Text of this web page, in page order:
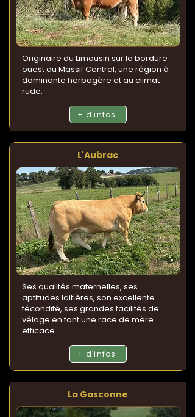
Originaire du Limousin sur la bordure
ouest du Massif Central, une région à
dominante herbagère et au climat
rude.
+ d'infos
L'Aubrac
Ses qualités maternelles, ses
aptitudes laitières, son excellente
fécondité, ses grandes facilités de
vélage en font une race de mère
efficace.
+ d'infos
La Gasconne